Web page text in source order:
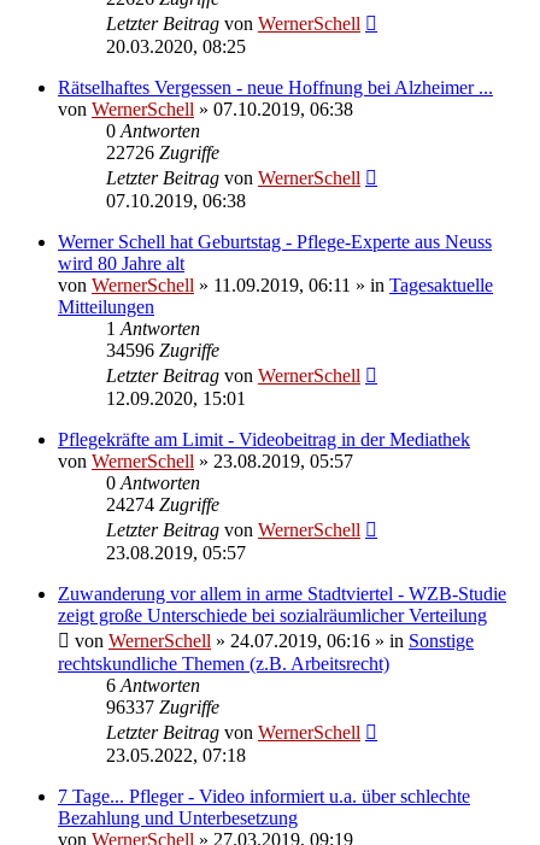
Letzter Beitrag von WernerSchell
20.03.2020, 08:25
Rätselhaftes Vergessen - neue Hoffnung bei Alzheimer ...
von WernerSchell » 07.10.2019, 06:38
0 Antworten
22726 Zugriffe
Letzter Beitrag von WernerSchell
07.10.2019, 06:38
Werner Schell hat Geburtstag - Pflege-Experte aus Neuss
wird 80 Jahre alt
von WernerSchell » 11.09.2019, 06:11 » in Tagesaktuelle
Mitteilungen
1 Antworten
34596 Zugriffe
Letzter Beitrag von WernerSchell
12.09.2020, 15:01
Pflegekräfte am Limit - Videobeitrag in der Mediathek
von WernerSchell » 23.08.2019, 05:57
0 Antworten
24274 Zugriffe
Letzter Beitrag von WernerSchell
23.08.2019, 05:57
Zuwanderung vor allem in arme Stadtviertel - WZB-Studie
zeigt große Unterschiede bei sozialräumlicher Verteilung
von WernerSchell » 24.07.2019, 06:16 » in Sonstige
rechtskundliche Themen (z.B. Arbeitsrecht)
6 Antworten
96337 Zugriffe
Letzter Beitrag von WernerSchell
23.05.2022, 07:18
7 Tage... Pfleger - Video informiert u.a. über schlechte
Bezahlung und Unterbesetzung
von WernerSchell » 27.03.2019, 09:19